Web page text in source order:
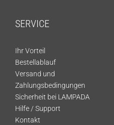
SERVICE
Ihr Vorteil
Bestellablauf
Versand und
Zahlungsbedingungen
Sicherheit bei LAMPADA
Hilfe / Support
Kontakt